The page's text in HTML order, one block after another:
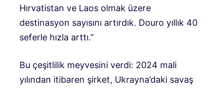
Hırvatistan ve Laos olmak üzere
destinasyon sayısını artırdık. Douro yıllık 40
seferle hızla arttı.”
Bu çeşitlilik meyvesini verdi: 2024 mali
yılından itibaren şirket, Ukrayna’daki savaş